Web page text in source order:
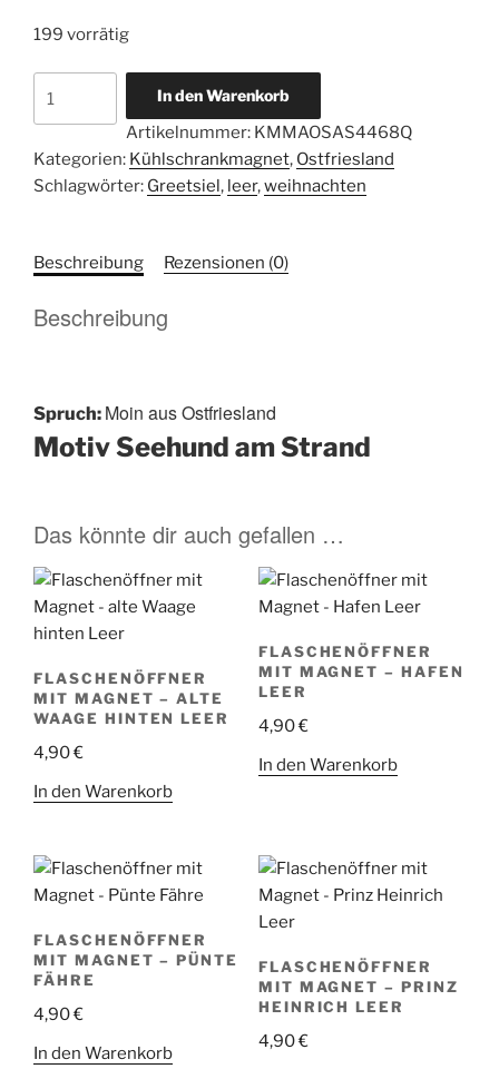
199 vorrätig
44
68
mm
aus
Seehund
Menge
In den Warenkorb
Artikelnummer: KMMAOSAS4468Q
Kategorien: Kühlschrankmagnet, Ostfriesland
Schlagwörter: Greetsiel, leer,weihnachten
Beschreibung Rezensionen (0)
Beschreibung
Spruch: Moin aus Ostfriesland
Motiv Seehund am Strand
Das könnte dir auch gefallen …
FLASCHENÖFFNER
MIT MAGNET – ALTE
WAAGE HINTEN LEER
4,90€
In den Warenkorb
FLASCHENÖFFNER
MIT MAGNET – HAFEN
LEER
4,90€
In den Warenkorb
FLASCHENÖFFNER
MIT MAGNET – PÜNTE
FÄHRE
4,90€
In den Warenkorb
FLASCHENÖFFNER
MIT MAGNET – PRINZ
HEINRICH LEER
4,90€